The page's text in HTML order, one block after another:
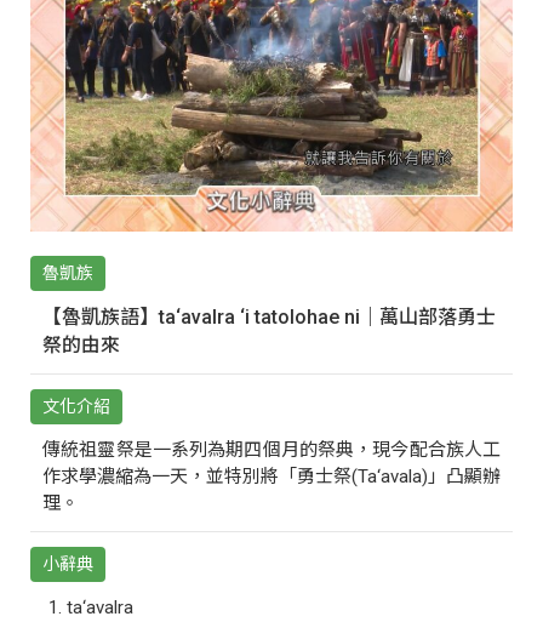
魯凱族
【魯凱族語】ta‘avalra ‘i tatolohae ni｜萬山部落勇士
祭的由來
文化介紹
傳統祖靈祭是一系列為期四個月的祭典，現今配合族人工
作求學濃縮為一天，並特別將「勇士祭(Ta‘avala)」凸顯辦
理。
小辭典
ta‘avalra